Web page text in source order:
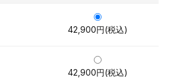
42,900円(税込)
42,900円(税込)